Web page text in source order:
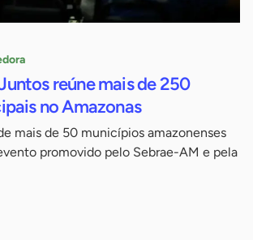
reúne mais de 250
no Amazonas
mais de 50 municípios amazonenses
promovido pelo Sebrae-AM e pela